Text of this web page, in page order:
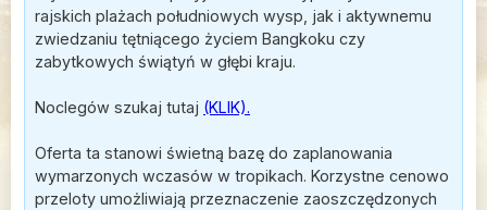
rajskich plażach południowych wysp, jak i aktywnemu
zwiedzaniu tętniącego życiem Bangkoku czy
zabytkowych świątyń w głębi kraju.
Noclegów szukaj tutaj (KLIK).
Oferta ta stanowi świetną bazę do zaplanowania
wymarzonych wczasów w tropikach. Korzystne cenowo
przeloty umożliwiają przeznaczenie zaoszczędzonych